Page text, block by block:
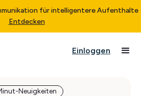
für intelligentere Aufenthalte
Entdecken
Einloggen
Neuigkeiten